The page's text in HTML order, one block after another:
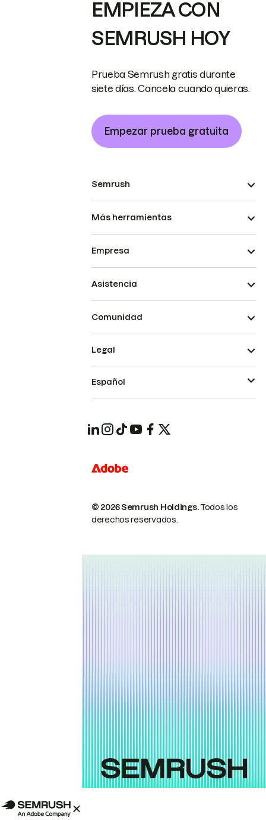
EMPIEZA CON
SEMRUSH HOY
Prueba Semrush gratis durante
siete días. Cancela cuando quieras.
Empezar prueba gratuita
Semrush
Más herramientas
Empresa
Asistencia
Comunidad
© 2026 Semrush Holdings.Todos los
derechos reservados.
Legal
Español